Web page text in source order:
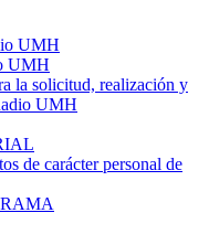
UMH
UMH
la solicitud, realización y
UMH
de carácter personal de